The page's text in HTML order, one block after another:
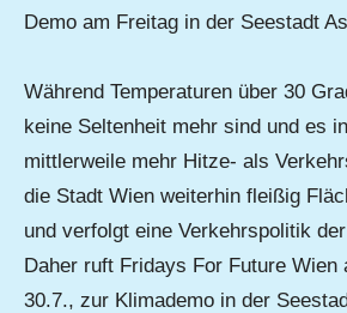
Demo am Freitag in der Seestadt
Während Temperaturen über 30
keine Seltenheit mehr sind und es
mittlerweile mehr Hitze- als
die Stadt Wien weiterhin fleißig
und verfolgt eine Verkehrspolitik
Daher ruft Fridays For Future Wien
30.7., zur Klimademo in der